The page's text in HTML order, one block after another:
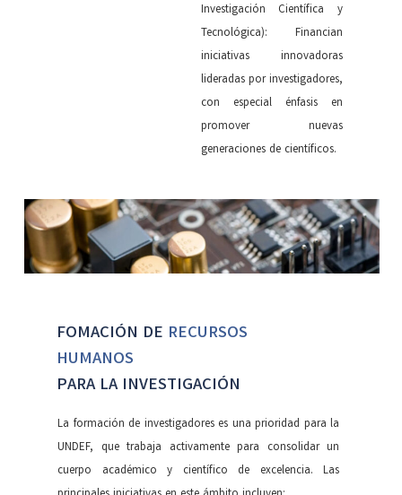
Investigación Científica y
Tecnológica): Financian
iniciativas innovadoras
lideradas por investigadores,
con especial énfasis en
promover nuevas
generaciones de científicos.
FOMACIÓN DE RECURSOS
HUMANOS
PARA LA INVESTIGACIÓN
La formación de investigadores es una prioridad para la
UNDEF, que trabaja activamente para consolidar un
cuerpo académico y científico de excelencia. Las